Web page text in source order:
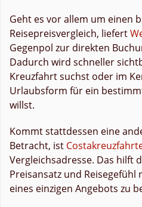
Geht es vor allem um einen
Reisepreisvergleich, liefert
Gegenpol zur direkten
Dadurch wird schneller
Kreuzfahrt suchst oder im
Urlaubsform für ein
willst.
Kommt stattdessen eine
Betracht, ist
Vergleichsadresse. Das hilft
Preisansatz und
eines einzigen Angebots zu